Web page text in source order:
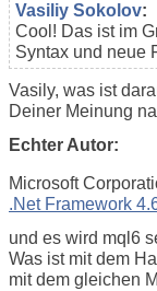
Vasiliy Sokolov:
Cool! Das ist im
Syntax und neue
Vasily, was ist
Deiner Meinung
Echter Autor:
Microsoft
.Net Framework
und es wird mql6
Was ist mit dem
mit dem gleichen